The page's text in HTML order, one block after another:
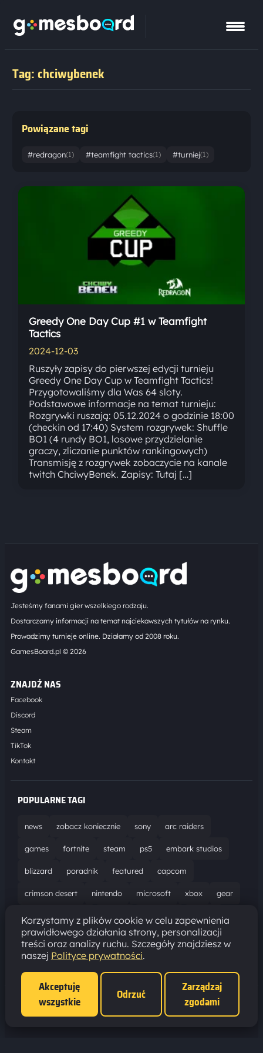
Tag: chciwybenek
Powiązane tagi
#redragon(1) #teamfight tactics(1) #turniej(1)
Greedy One Day Cup #1 w Teamfight
Tactics
2024-12-03
Ruszyły zapisy do pierwszej edycji turnieju
Greedy One Day Cup w Teamfight Tactics!
Przygotowaliśmy dla Was 64 sloty.
Podstawowe informacje na temat turnieju:
Rozgrywki ruszają: 05.12.2024 o godzinie 18:00
(checkin od 17:40) System rozgrywek: Shuffle
BO1 (4 rundy BO1, losowe przydzielanie
graczy, zliczanie punktów rankingowych)
Transmisję z rozgrywek zobaczycie na kanale
twitch ChciwyBenek. Zapisy: Tutaj […]
Jesteśmy fanami gier wszelkiego rodzaju.
Dostarczamy informacji na temat najciekawszych tytułów na rynku.
Prowadzimy turnieje online. Działamy od 2008 roku.
GamesBoard.pl © 2026
ZNAJDŹ NAS
Facebook
Discord
Steam
TikTok
Kontakt
POPULARNE TAGI
news zobacz koniecznie sony arc raiders
games fortnite steam ps5 embark studios
blizzard poradnik featured capcom
crimson desert nintendo microsoft xbox gear
world of warcraft solucja marathon ubisoft
bungie recenzja resident evil requiem gaming
aktualizacja pc epic games
Polityka prywatności ·
Korzystamy z plików cookie w celu zapewnienia
prawidłowego działania strony, personalizacji
treści oraz analizy ruchu. Szczegóły znajdziesz w
naszej Polityce prywatności.
Akceptuję
wszystkie
Odrzuć
Zarządzaj
zgodami